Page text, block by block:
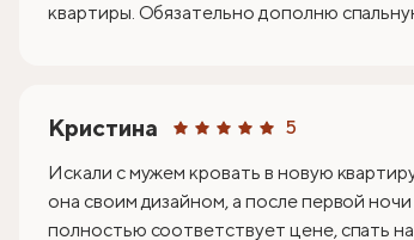
квартиры. Обязательно дополню
Кристина 5
Искали с мужем кровать в новую
она своим дизайном, а после первой
полностью соответствует цене, спать